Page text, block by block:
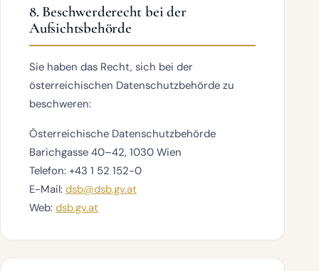
8. Beschwerderecht bei der
Aufsichtsbehörde
Sie haben das Recht, sich bei der
österreichischen Datenschutzbehörde zu
beschweren:
Österreichische Datenschutzbehörde
Barichgasse 40–42, 1030 Wien
Telefon: +43 1 52 152-0
E-Mail: dsb@dsb.gv.at
Web: dsb.gv.at